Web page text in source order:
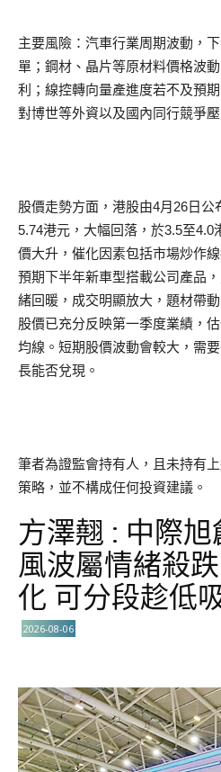
主要風險：汽車行業周期波動，
單；鋼材、晶片等原材料價格波
利；線控轉向量產進度若不及預
對博世等外資以及國內同行競爭壓
股價走勢方面，港股由4月26日
5.74港元，大幅回落，於3.5至
價大升，催化因素包括市場炒作
預期下半年新車型搭載公司產品
緒回暖，成交明顯放大，題材帶
股價已充分反映第一季度業績，
均線。短期股價波動會較大，需
長能否兌現。
筆者為證監會持有人，且未持有
策略，並不構成任何投資建議。
方澤翹 : 中際旭
風波屬情緒殺
化 可分段趁低
2026-08-06